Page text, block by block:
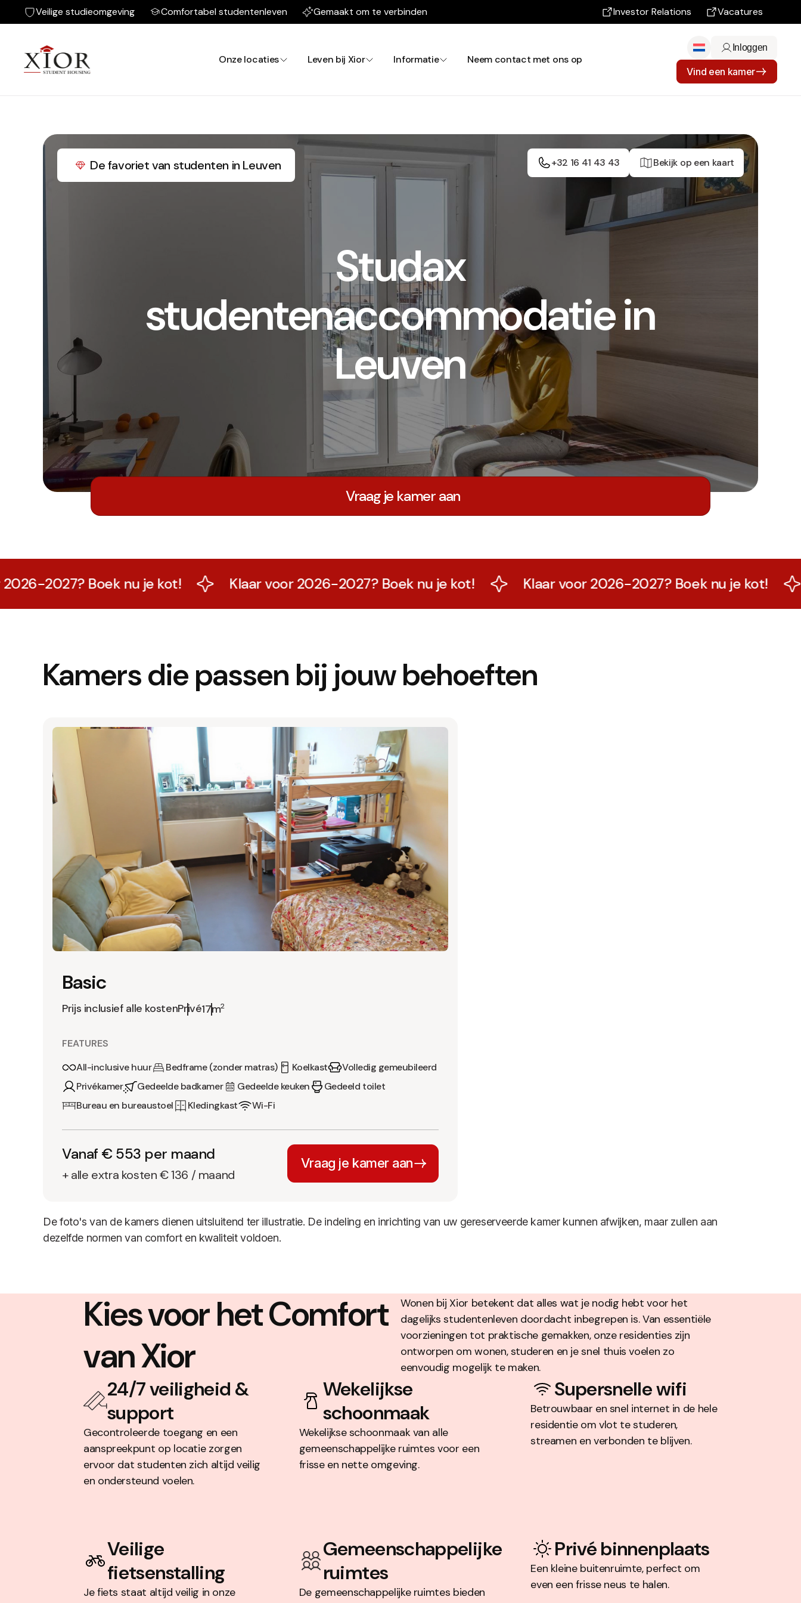
Veilige studieomgeving Comfortabel studentenleven Gemaakt om te verbinden Investor Relations Vacatures
Onze locaties Leven bij Xior Informatie Neem contact met ons op
Inloggen
Vind een kamer
De favoriet van studenten in Leuven +32 16 41 43 43 Bekijk op een kaart
Studax
studentenaccommodatie in
Leuven
Vraag je kamer aan
2027? Boek nu je kot! Klaar voor 2026-2027? Boek nu je kot! Klaar voor 2026-2027? Boek nu je kot!
Kamers die passen bij jouw behoeften
Basic
Prijs inclusief alle kostenPrivé17m2
FEATURES
All-inclusive huur
Bedframe (zonder matras) Koelkast
Volledig gemeubileerd
Privékamer
Gedeelde badkamer Gedeelde keuken
Gedeeld toilet
Bureau en bureaustoel
Kledingkast Wi-Fi
Vanaf € 553 per maand
+ alle extra kosten € 136 / maand
Vraag je kamer aan
De foto's van de kamers dienen uitsluitend ter illustratie. De indeling en inrichting van uw gereserveerde kamer kunnen afwijken, maar zullen aan
dezelfde normen van comfort en kwaliteit voldoen.
Kies voor het Comfort
van Xior
Wonen bij Xior betekent dat alles wat je nodig hebt voor het
dagelijks studentenleven doordacht inbegrepen is. Van essentiële
voorzieningen tot praktische gemakken, onze residenties zijn
ontworpen om wonen, studeren en je snel thuis voelen zo
eenvoudig mogelijk te maken.
24/7 veiligheid &
support
Gecontroleerde toegang en een
aanspreekpunt op locatie zorgen
ervoor dat studenten zich altijd veilig
en ondersteund voelen.
Wekelijkse
schoonmaak
Wekelijkse schoonmaak van alle
gemeenschappelijke ruimtes voor een
frisse en nette omgeving.
Supersnelle wifi
Betrouwbaar en snel internet in de hele
residentie om vlot te studeren,
streamen en verbonden te blijven.
Veilige
fietsenstalling
Je fiets staat altijd veilig in onze
Gemeenschappelijke
ruimtes
De gemeenschappelijke ruimtes bieden
Privé binnenplaats
Een kleine buitenruimte, perfect om
even een frisse neus te halen.